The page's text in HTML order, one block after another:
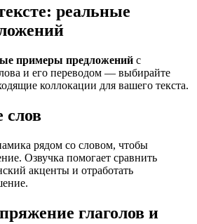
реальные
примеры предложений с
и его переводом — выбирайте
коллокации для вашего текста.
слов
рядом со словом, чтобы
Озвучка помогает сравнить
акценты и отработать
глаголов и